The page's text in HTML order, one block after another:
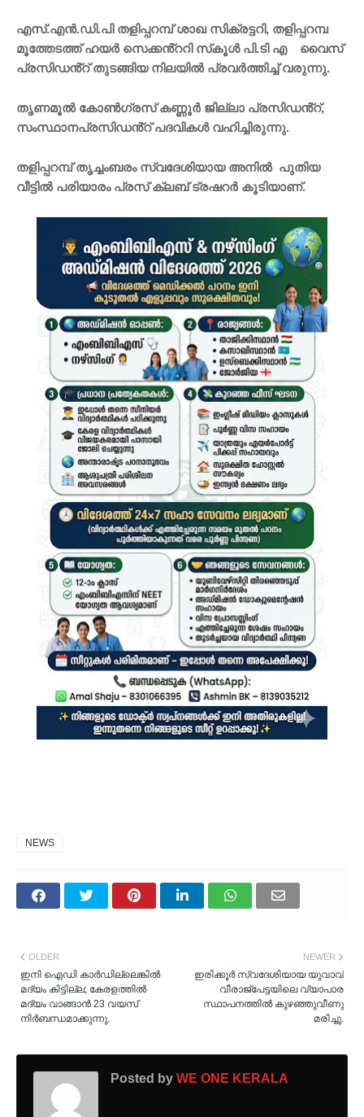
എസ്.എൻ.ഡി.പി തളിപ്പറമ്പ് ശാഖ സിക്രട്ടറി, തളിപ്പറമ്പ
മൂത്തേടത്ത് ഹയർ സെക്കൻ്ററി സ്‌കൂൾ പി.ടി എ വൈസ്
പ്രസിഡൻ്റ് തുടങ്ങിയ നിലയിൽ പ്രവർത്തിച്ച് വരുന്നു.
തൃണമൂൽ കോൺഗ്രസ് കണ്ണൂർ ജില്ലാ പ്രസിഡൻ്റ്,
സംസ്ഥാനപ്രസിഡൻ്റ് പദവികൾ വഹിച്ചിരുന്നു.
തളിപ്പറമ്പ് തൃച്ചംബരം സ്വദേശിയായ അനിൽ പുതിയ
വീട്ടിൽ പരിയാരം പ്രസ് ക്ലബ് ട്രഷറർ കൂടിയാണ്.
NEWS
NEWER
ഇരിക്കൂര്‍ സ്വദേശിയായ യുവാവ്
വീരാജ്പേട്ടയിലെ വ്യാപാര
സ്ഥാപനത്തില്‍ കുഴഞ്ഞുവീണു
മരിച്ചു.
OLDER
ഇനി ഐഡി കാർഡില്ലെങ്കിൽ
മദ്യം കിട്ടില്ല; കേരളത്തിൽ
മദ്യം വാങ്ങാൻ 23 വയസ്
നിർബന്ധമാക്കുന്നു.
Posted by WE ONE KERALA